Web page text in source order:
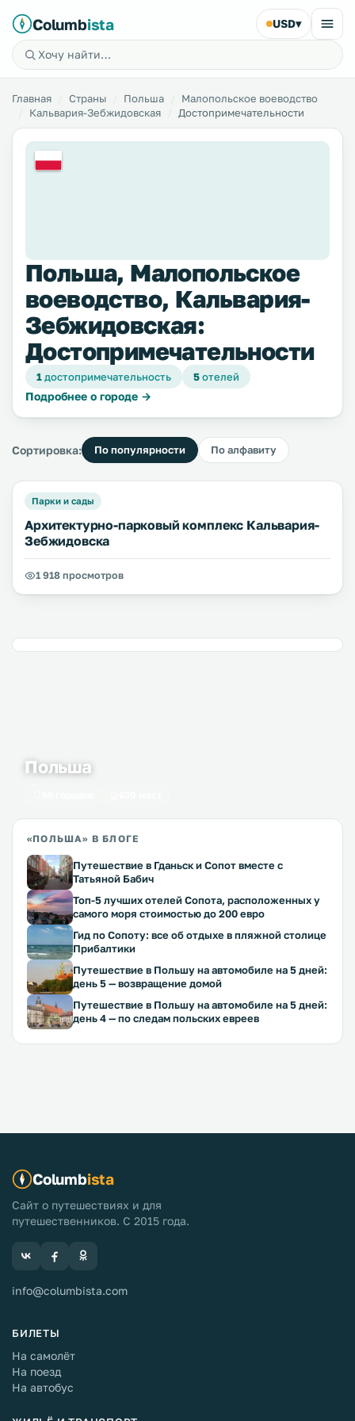
Columbista USD▾
Главная Страны Польша
Малопольское воеводство
Кальвария-Зебжидовская
Достопримечательности
Польша, Малопольское
воеводство, Кальвария-
Зебжидовская:
Достопримечательности
1достопримечательность 5отелей
Подробнее о городе →
Сортировка: По популярности По алфавиту
Парки и сады
Архитектурно-парковый комплекс Кальвария-
Зебжидовска
1 918 просмотров
Польша
«ПОЛЬША» В БЛОГЕ
Путешествие в Гданьск и Сопот вместе с
Татьяной Бабич
Топ-5 лучших отелей Сопота, расположенных у
самого моря стоимостью до 200 евро
Гид по Сопоту: все об отдыхе в пляжной столице
Прибалтики
Путешествие в Польшу на автомобиле на 5 дней:
день 5 — возвращение домой
Путешествие в Польшу на автомобиле на 5 дней:
день 4 — по следам польских евреев
Columbista
Сайт о путешествиях и для
путешественников. С 2015 года.
info@columbista.com
БИЛЕТЫ
На самолёт
На поезд
На автобус